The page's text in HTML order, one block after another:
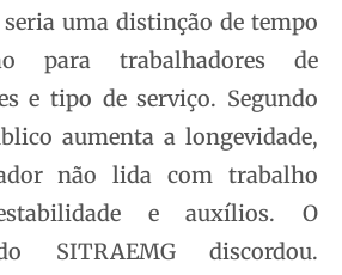
uma distinção de tempo
para trabalhadores de
e tipo de serviço. Segundo
aumenta a longevidade,
não lida com trabalho
e auxílios. O
SITRAEMG discordou.